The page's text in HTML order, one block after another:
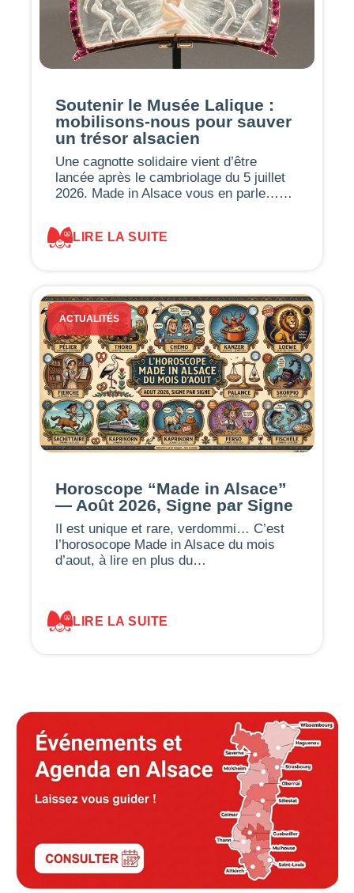
Soutenir le Musée Lalique :
mobilisons-nous pour sauver
un trésor alsacien
Une cagnotte solidaire vient d’être
lancée après le cambriolage du 5 juillet
2026. Made in Alsace vous en parle……
LIRE LA SUITE
ACTUALITÉS
Horoscope “Made in Alsace”
— Août 2026, Signe par Signe
Il est unique et rare, verdommi… C’est
l’horosocope Made in Alsace du mois
d’aout, à lire en plus du…
LIRE LA SUITE